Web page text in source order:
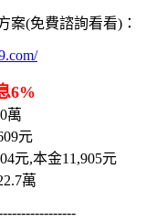
案(免費諮詢看看)：
6%
萬
元
元,本金11,905元
萬